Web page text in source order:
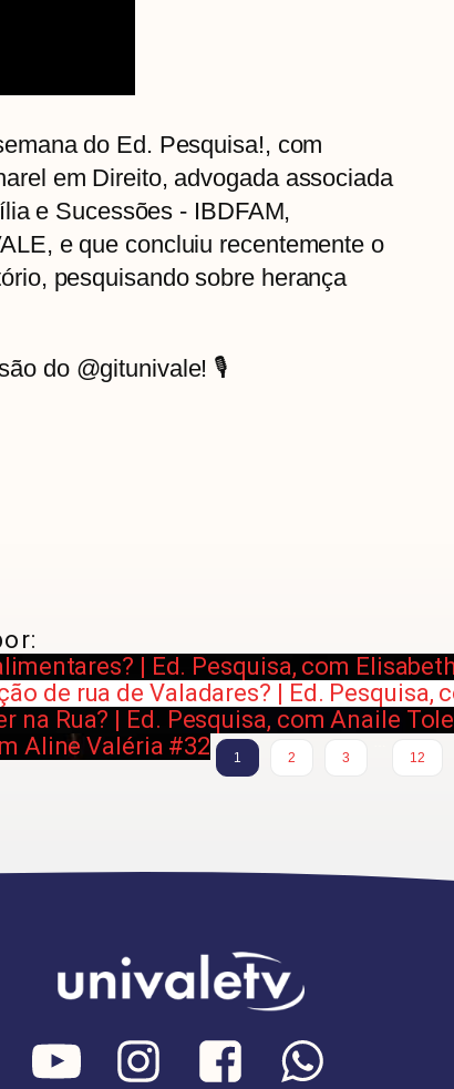
do Ed. Pesquisa!, com
em Direito, advogada associada
e Sucessões - IBDFAM,
e que concluiu recentemente o
pesquisando sobre herança
do @gitunivale! 🎙️
| Ed. Pesquisa, com
de rua de Valadares? | Ed. Pesquisa,
na Rua? | Ed. Pesquisa, com Anaile
Aline Valéria #32
1 2 3
12